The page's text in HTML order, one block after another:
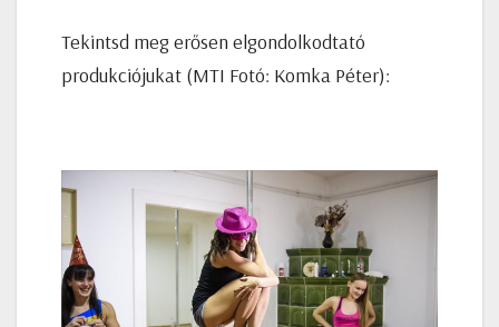
Tekintsd meg erősen elgondolkodtató
produkciójukat (MTI Fotó: Komka Péter):